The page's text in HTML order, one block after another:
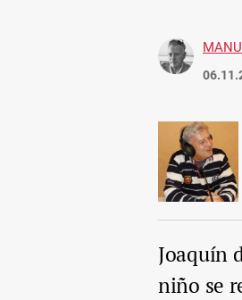
Joaquín
niño se